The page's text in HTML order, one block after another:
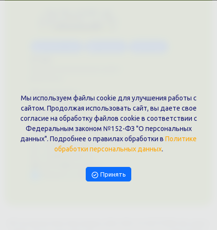
Документы
Политика обработки персональных данных
Публичная оферта
Контакты филиала
г. Краснодар, ул. Шоссе Нефтяников, 28, оф. 51
+7 (861)202-09-02
Написать в Telegram
Мы используем файлы cookie для улучшения работы с
сайтом. Продолжая использовать сайт, вы даете свое
согласие на обработку файлов cookie в соответствии с
Федеральным законом №152-ФЗ "О персональных
данных". Подробнее о правилах обработки в Политике
обработки персональных данных.
Принять